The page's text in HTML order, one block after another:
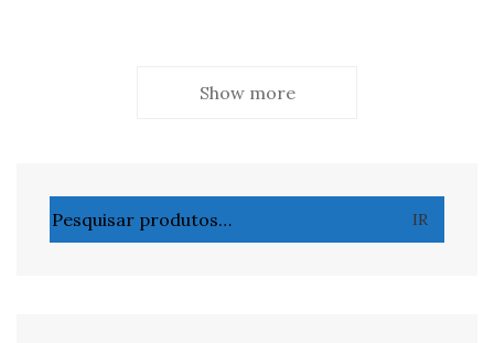
Show more
por:
IR